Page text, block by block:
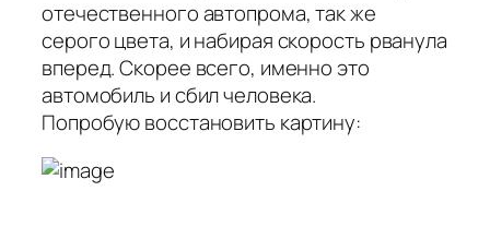
отечественного автопрома, так же
серого цвета, и набирая скорость рванула
вперед. Скорее всего, именно это
автомобиль и сбил человека.
Попробую восстановить картину: